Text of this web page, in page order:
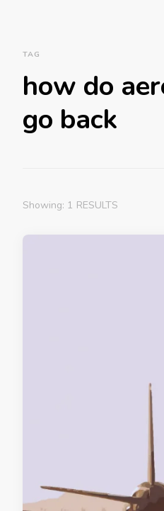
TAG
how do
go back
Showing: 1 RESULTS